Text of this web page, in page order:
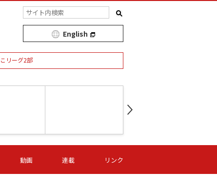
English
リーグ2部
06 (日) 15:00
-
第16節 09/06 (日) 15:00
- -
動画 連載 リンク